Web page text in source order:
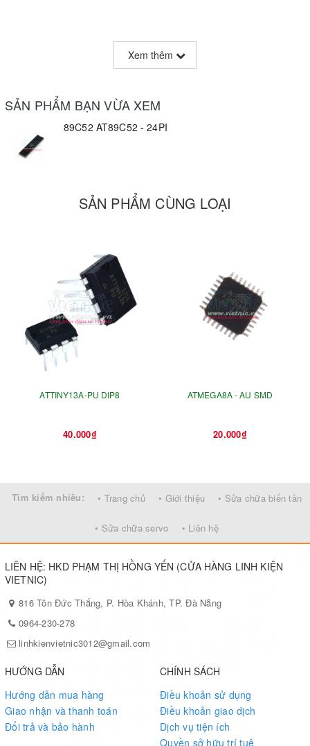
Xem thêm
SẢN PHẨM BẠN VỪA XEM
89C52 AT89C52 - 24PI
SẢN PHẨM CÙNG LOẠI
ATTINY13A-PU DIP8
40.000₫
ATMEGA8A - AU SMD
20.000₫
Tìm kiếm nhiều: • Trang chủ • Giới thiệu • Sửa chữa biến tần
• Sửa chữa servo • Liên hệ
LIÊN HỆ: HKD PHẠM THỊ HỒNG YẾN (CỬA HÀNG LINH KIỆN
VIETNIC)
816 Tôn Đức Thắng, P. Hòa Khánh, TP. Đà Nẵng
0964-230-278
linhkienvietnic3012@gmail.com
HƯỚNG DẪN
Hướng dẫn mua hàng
Giao nhận và thanh toán
Đổi trả và bảo hành
CHÍNH SÁCH
Điều khoản sử dụng
Điều khoản giao dịch
Dịch vụ tiện ích
Quyền sở hữu trí tuệ